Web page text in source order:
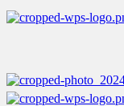
Skip
to
Primary